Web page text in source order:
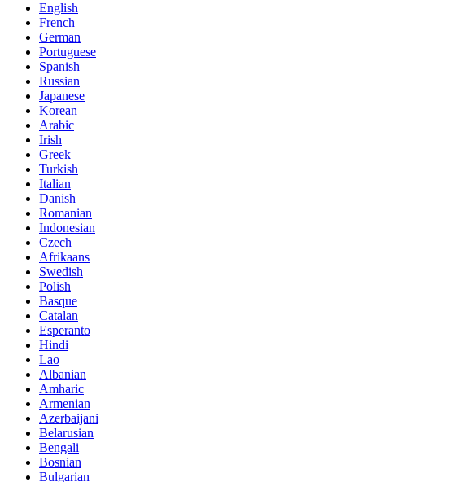
English
French
German
Portuguese
Spanish
Russian
Japanese
Korean
Arabic
Irish
Greek
Turkish
Italian
Danish
Romanian
Indonesian
Czech
Afrikaans
Swedish
Polish
Basque
Catalan
Esperanto
Hindi
Lao
Albanian
Amharic
Armenian
Azerbaijani
Belarusian
Bengali
Bosnian
Bulgarian